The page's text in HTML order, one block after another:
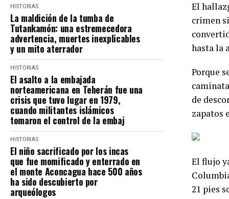
HISTORIAS
La maldición de la tumba de
Tutankamón: una estremecedora
advertencia, muertes inexplicables
y un mito aterrador
HISTORIAS
El asalto a la embajada
norteamericana en Teherán fue una
crisis que tuvo lugar en 1979,
cuando militantes islámicos
tomaron el control de la embaj
HISTORIAS
El niño sacrificado por los incas
que fue momificado y enterrado en
el monte Aconcagua hace 500 años
ha sido descubierto por
arqueólogos
El
crimen
hasta la
Porque
de
zapatos
El flujo
21 pies